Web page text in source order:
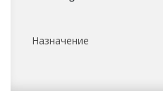
Назначение